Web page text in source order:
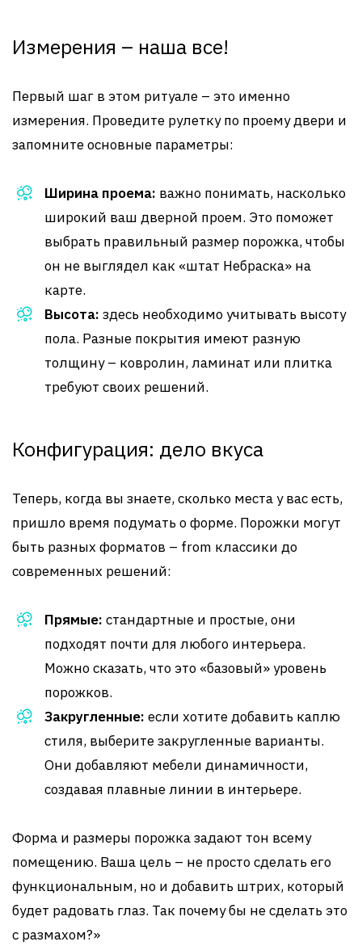
Измерения – наша все!
Первый шаг в этом ритуале – это именно
измерения. Проведите рулетку по проему двери и
запомните основные параметры:
Ширина проема: важно понимать, насколько
широкий ваш дверной проем. Это поможет
выбрать правильный размер порожка, чтобы
он не выглядел как «штат Небраска» на
карте.
Высота: здесь необходимо учитывать высоту
пола. Разные покрытия имеют разную
толщину – ковролин, ламинат или плитка
требуют своих решений.
Конфигурация: дело вкуса
Теперь, когда вы знаете, сколько места у вас есть,
пришло время подумать о форме. Порожки могут
быть разных форматов – from классики до
современных решений:
Прямые: стандартные и простые, они
подходят почти для любого интерьера.
Можно сказать, что это «базовый» уровень
порожков.
Закругленные: если хотите добавить каплю
стиля, выберите закругленные варианты.
Они добавляют мебели динамичности,
создавая плавные линии в интерьере.
Форма и размеры порожка задают тон всему
помещению. Ваша цель – не просто сделать его
функциональным, но и добавить штрих, который
будет радовать глаз. Так почему бы не сделать это
с размахом?»